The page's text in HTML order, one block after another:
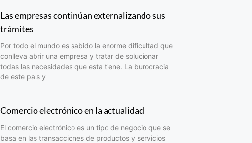
Las empresas continúan externalizando sus
trámites
Por todo el mundo es sabido la enorme dificultad que
conlleva abrir una empresa y tratar de solucionar
todas las necesidades que esta tiene. La burocracia
de este país y
Comercio electrónico en la actualidad
El comercio electrónico es un tipo de negocio que se
basa en las transacciones de productos y servicios